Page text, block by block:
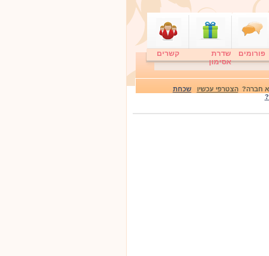
פורומים
שדרת
אסימון
קשרים
לא חברה?הצטרפי עכשיו
שכחת